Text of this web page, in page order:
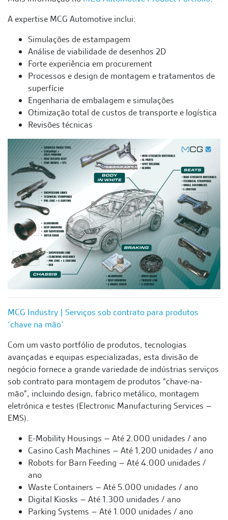
A expertise MCG Automotive inclui:
Simulações de estampagem
Análise de viabilidade de desenhos 2D
Forte experiência em procurement
Processos e design de montagem e tratamentos de
superfície
Engenharia de embalagem e simulações
Otimização total de custos de transporte e logística
Revisões técnicas
MCG Industry | Serviços sob contrato para produtos
‘chave na mão’
Com um vasto portfólio de produtos, tecnologias
avançadas e equipas especializadas, esta divisão de
negócio fornece a grande variedade de indústrias serviços
sob contrato para montagem de produtos “chave-na-
mão”, incluindo design, fabrico metálico, montagem
eletrónica e testes (Electronic Manufacturing Services –
EMS).
E-Mobility Housings – Até 2.000 unidades / ano
Casino Cash Machines – Até 1.200 unidades / ano
Robots for Barn Feeding – Até 4.000 unidades /
ano
Waste Containers – Até 5.000 unidades / ano
Digital Kiosks – Até 1.300 unidades / ano
Parking Systems – Até 1.000 unidades / ano